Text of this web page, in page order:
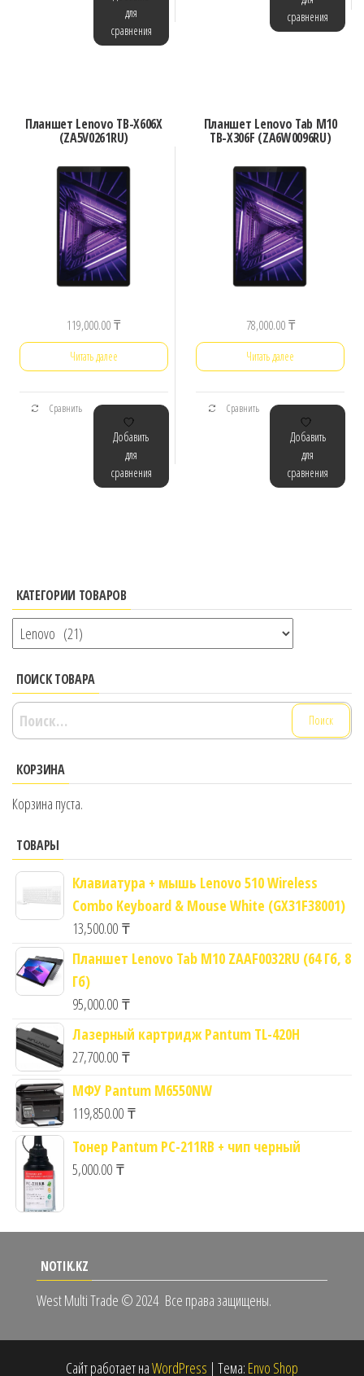
для
сравнения
сравнения
Планшет Lenovo TB-X606X
(ZA5V0261RU)
119,000.00₸
Читать далее
Сравнить
Добавить
для
сравнения
Планшет Lenovo Tab M10
TB-X306F (ZA6W0096RU)
78,000.00₸
Читать далее
Сравнить
Добавить
для
сравнения
КАТЕГОРИИ ТОВАРОВ
ПОИСК ТОВАРА
Найти:
КОРЗИНА
Корзина пуста.
ТОВАРЫ
Клавиатура + мышь Lenovo 510 Wireless
Combo Keyboard & Mouse White (GX31F38001)
13,500.00 ₸
Планшет Lenovo Tab M10 ZAAF0032RU (64 Гб, 8
Гб)
95,000.00 ₸
Лазерный картридж Pantum TL-420H
27,700.00 ₸
МФУ Pantum M6550NW
119,850.00 ₸
Тонер Pantum PC-211RB + чип черный
5,000.00 ₸
NOTIK.KZ
West Multi Trade © 2024 Все права защищены.
Сайт работает наWordPress | Тема: Envo Shop